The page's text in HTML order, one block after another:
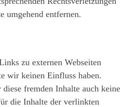
umgehend entfernen.
zu externen Webseiten
wir keinen Einfluss haben.
fremden Inhalte auch keine
die Inhalte der verlinkten